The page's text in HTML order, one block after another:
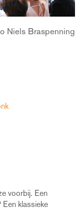
Niels Braspenning
voorbij. Een
klassieke